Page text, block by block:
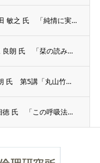
7月15日(水) 第2082回MS 塩田 敏之 氏 「純情に実践する」
7月8日(水) 第2081回MS 清水 良朗 氏 「栞の読み方」
7月7日(火) 基礎講座 清水 良朗 氏 第5講「丸山竹秋の足跡」
7月1日(水) 第2080回MS 崔 相徳 氏 「この呼吸法で医者知らず薬いらず」